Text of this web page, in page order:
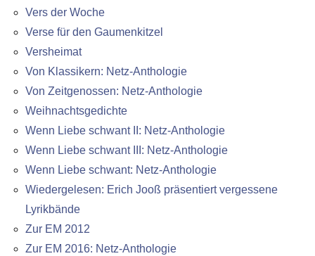
Vers der Woche
Verse für den Gaumenkitzel
Versheimat
Von Klassikern: Netz-Anthologie
Von Zeitgenossen: Netz-Anthologie
Weihnachtsgedichte
Wenn Liebe schwant II: Netz-Anthologie
Wenn Liebe schwant III: Netz-Anthologie
Wenn Liebe schwant: Netz-Anthologie
Wiedergelesen: Erich Jooß präsentiert vergessene
Lyrikbände
Zur EM 2012
Zur EM 2016: Netz-Anthologie